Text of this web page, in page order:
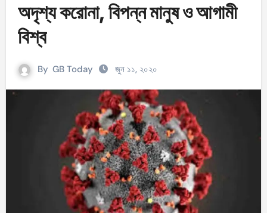
অদৃশ্য করোনা, বিপন্ন মানুষ ও আগামী
বিশ্ব
By GB Today জুন ১১, ২০২০